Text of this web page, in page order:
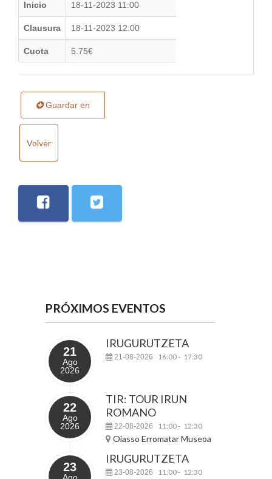
Inicio 18-11-2023 11:00
Clausura 18-11-2023 12:00
Cuota 5.75€
Guardar en
Volver
PRÓXIMOS EVENTOS
21
Ago
2026
IRUGURUTZETA
21-08-2026 16:00- 17:30
22
Ago
2026
TIR: TOUR IRUN
ROMANO
22-08-2026 11:00- 12:30
Oiasso Erromatar Museoa
23
IRUGURUTZETA
23-08-2026 11:00- 12:30